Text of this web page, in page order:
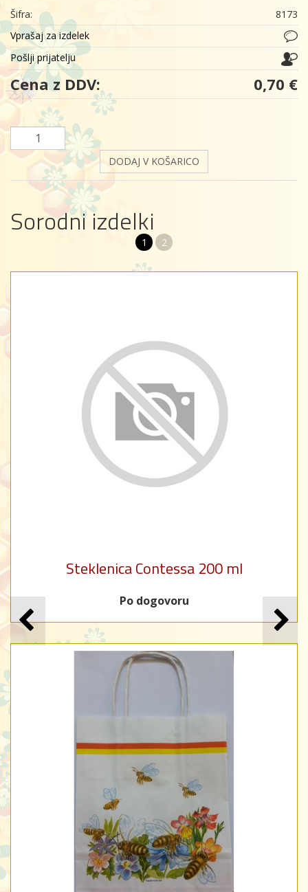
Šifra:
8173
Vprašaj za izdelek
Pošlji prijatelju
Cena z DDV: 0,70 €
DODAJ V KOŠARICO
Sorodni izdelki
1 2
Steklenica Contessa 200 ml
Po dogovoru